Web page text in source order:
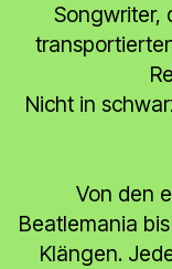
Songwriter,
Nicht in
Von den
Beatlemania
Klängen.